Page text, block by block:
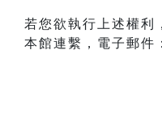
若您欲執行上述權利
本館連繫，電子郵件